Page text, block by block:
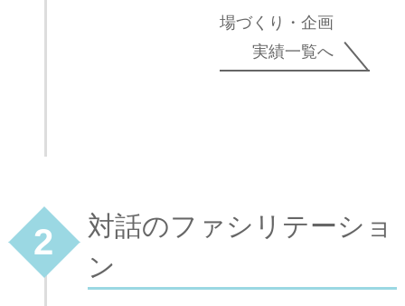
場づくり・企画
実績一覧へ
2
対話のファシリテーショ
ン